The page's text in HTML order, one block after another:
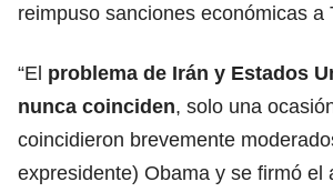
reimpuso sanciones económicas a
“El problema de Irán y Estados
nunca coinciden, solo una
coincidieron brevemente
expresidente) Obama y se firmó el